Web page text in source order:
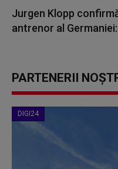
Jurgen Klopp
antrenor al
PARTENERII
DIGI24